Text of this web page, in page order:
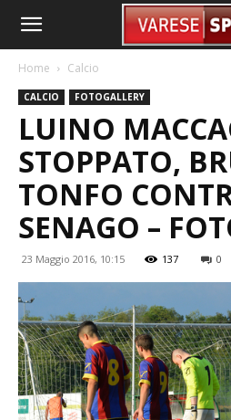
Home Calcio
CALCIO FOTOGALLERY
LUINO
STOPPATO,
TONFO
SENAGO –
23 Maggio 2016, 10:15 137 0